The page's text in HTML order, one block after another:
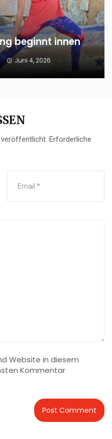
beginnt innen
Juni 4, 2026
veröffentlicht. Erforderliche
Website in diesem
Kommentar